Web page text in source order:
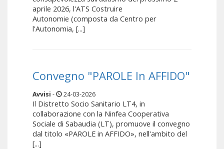
aprile 2026, l'ATS Costruire
Autonomie (composta da Centro per
l'Autonomia, [...]
Convegno "PAROLE In AFFIDO"
Avvisi - 24-03-2026
Il Distretto Socio Sanitario LT4, in
collaborazione con la Ninfea Cooperativa
Sociale di Sabaudia (LT), promuove il convegno
dal titolo «PAROLE in AFFIDO», nell'ambito del
[...]